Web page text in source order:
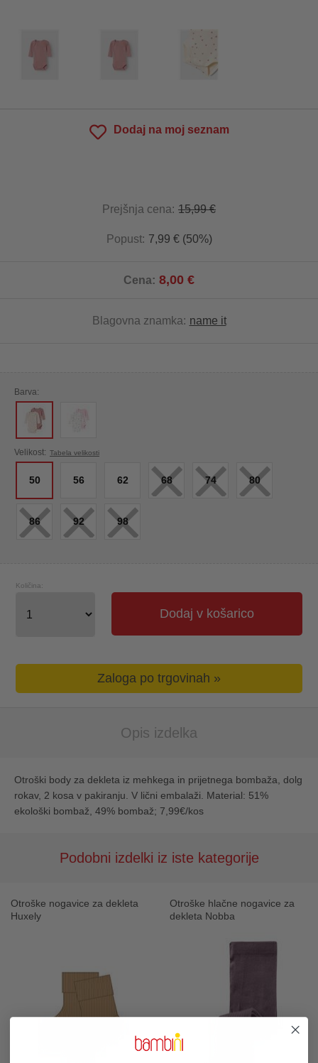
Dodaj na moj seznam
Prejšnja cena: 15,99 €
Popust: 7,99 € (50%)
Cena: 8,00 €
Blagovna znamka: name it
Barva:
Velikost: Tabela velikosti
50 56 62 68
× 74
× 80
×
86
× 92
× 98
×
Dodaj v košarico
Količina:
Zaloga po trgovinah »
Opis izdelka
Otroški body za dekleta iz mehkega in prijetnega bombaža, dolg
rokav, 2 kosa v pakiranju. V lični embalaži. Material: 51%
ekološki bombaž, 49% bombaž; 7,99€/kos
Podobni izdelki iz iste kategorije
Otroške nogavice za dekleta
Huxely
Otroške hlačne nogavice za
dekleta Nobba